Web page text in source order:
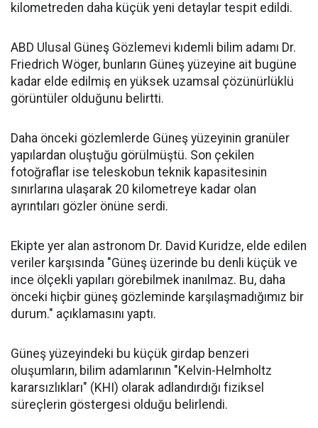
kilometreden daha küçük yeni detaylar tespit edildi.
ABD Ulusal Güneş Gözlemevi kıdemli bilim adamı Dr.
Friedrich Wöger, bunların Güneş yüzeyine ait bugüne
kadar elde edilmiş en yüksek uzamsal çözünürlüklü
görüntüler olduğunu belirtti.
Daha önceki gözlemlerde Güneş yüzeyinin granüler
yapılardan oluştuğu görülmüştü. Son çekilen
fotoğraflar ise teleskobun teknik kapasitesinin
sınırlarına ulaşarak 20 kilometreye kadar olan
ayrıntıları gözler önüne serdi.
Ekipte yer alan astronom Dr. David Kuridze, elde edilen
veriler karşısında "Güneş üzerinde bu denli küçük ve
ince ölçekli yapıları görebilmek inanılmaz. Bu, daha
önceki hiçbir güneş gözleminde karşılaşmadığımız bir
durum." açıklamasını yaptı.
Güneş yüzeyindeki bu küçük girdap benzeri
oluşumların, bilim adamlarının "Kelvin-Helmholtz
kararsızlıkları" (KHI) olarak adlandırdığı fiziksel
süreçlerin göstergesi olduğu belirlendi.